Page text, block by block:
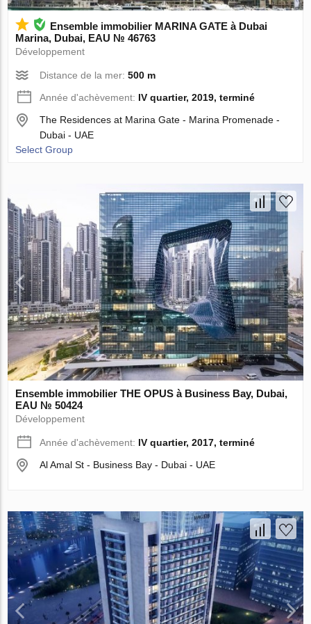
Ensemble immobilier MARINA GATE à Dubai
Marina, Dubai, EAU № 46763
Développement
Distance de la mer:500 m
Année d'achèvement: IV quartier, 2019, terminé
The Residences at Marina Gate - Marina Promenade -
Dubai - UAE
Select Group
Ensemble immobilier THE OPUS à Business Bay, Dubai,
EAU № 50424
Développement
Année d'achèvement: IV quartier, 2017, terminé
Al Amal St - Business Bay - Dubai - UAE